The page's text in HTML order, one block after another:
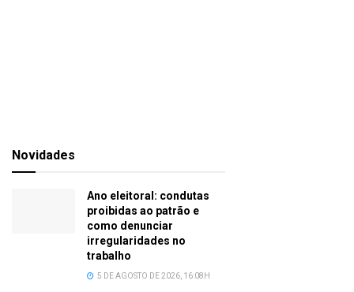
Novidades
Ano eleitoral: condutas
proibidas ao patrão e
como denunciar
irregularidades no
trabalho
5 DE AGOSTO DE 2026, 16:08H